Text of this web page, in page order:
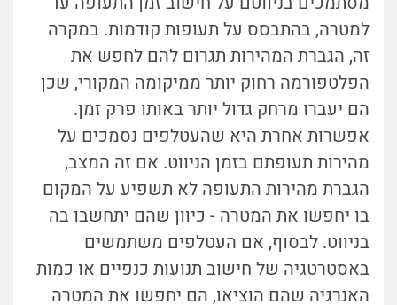
למטרה, בהתבסס על תעופות קודמות. במקרה
זה, הגברת המהירות תגרום להם לחפש את
הפלטפורמה רחוק יותר ממיקומה המקורי, שכן
הם יעברו מרחק גדול יותר באותו פרק זמן.
אפשרות אחרת היא שהעטלפים נסמכים על
מהירות תעופתם בזמן הניווט. אם זה המצב,
הגברת מהירות התעופה לא תשפיע על המקום
בו יחפשו את המטרה - כיוון שהם יתחשבו בה
בניווט. לבסוף, אם העטלפים משתמשים
באסטרטגיה של חישוב תנועות כנפיים או כמות
האנרגיה שהם הוציאו, הם יחפשו את המטרה